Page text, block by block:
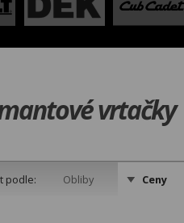
vrtačky
podle: Obliby Ceny